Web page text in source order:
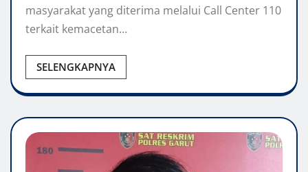
masyarakat yang diterima melalui Call Center 110
terkait kemacetan…
SELENGKAPNYA